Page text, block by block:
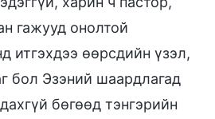
гажууд онолтой
итгэхдээ өөрсдийн үзэл,
бол Эзэний шаардлагад
бөгөөд тэнгэрийн